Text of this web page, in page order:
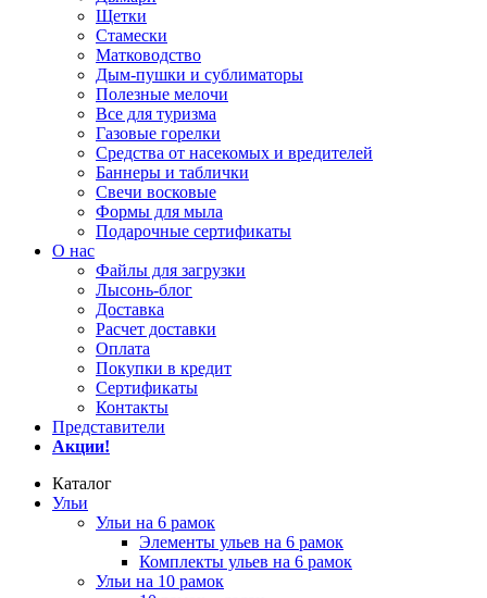
Щетки
Стамески
Матководство
Дым-пушки и сублиматоры
Полезные мелочи
Все для туризма
Газовые горелки
Средства от насекомых и вредителей
Баннеры и таблички
Свечи восковые
Формы для мыла
Подарочные сертификаты
О нас
Файлы для загрузки
Лысонь-блог
Доставка
Расчет доставки
Оплата
Покупки в кредит
Сертификаты
Контакты
Представители
Акции!
Каталог
Ульи
Ульи на 6 рамок
Элементы ульев на 6 рамок
Комплекты ульев на 6 рамок
Ульи на 10 рамок